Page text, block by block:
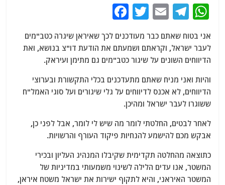
W
at
s
A
p
p
T
e
g
ra
m
E
ai
l
T
itt
er
a
c
e
b
o
k
אני בטוח שאתם כבר מעודכנים לכך שאיראן שיגרה כטב"מים
לעבר ישראל, וקראתם ושמעתם את הודעת דו"צ בנושא, ואת
הדיווחים השונים על שיגור כטב"מים גם מתימן ועיראק.
והיות ואני מניח שאתם מתעדכנים בכלי התקשורת ובערוצי
הדיווחים, לא אכנס לדיווחים על גלי שיגורים ועל סוגי האמל"ח
ששוגרו לעבר ישראל ומהיכן.
לאחר לבטים, החלטתי לומר מה שיש לי לומר, אבל לפני כן,
אבקש מכם להישמע להנחיות פיקוד העורף והרשויות.
כתוצאה מהחלטה תקדימית שקיבלו המנהיג העליון ובכירי
המשטר, אנו עדים הלילה לשינוי משמעותי במדיניות של
המשטר האיראני, והיא לתקוף ישירות את ישראל משטח איראן,